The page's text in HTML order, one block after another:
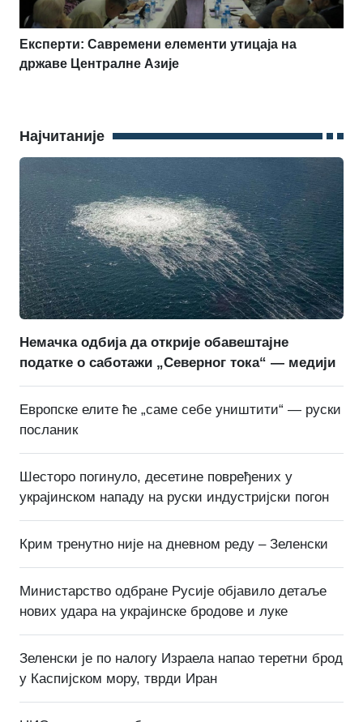
Експерти: Савремени елементи утицаја на
државе Централне Азије
Најчитаније
Немачка одбија да открије обавештајне
податке о саботажи „Северног тока“ — медији
Европске елите ће „саме себе уништити“ — руски
посланик
Шесторо погинуло, десетине повређених у
украјинском нападу на руски индустријски погон
Крим тренутно није на дневном реду – Зеленски
Министарство одбране Русије објавило детаље
нових удара на украјинске бродове и луке
Зеленски је по налогу Израела напао теретни брод
у Каспијском мору, тврди Иран